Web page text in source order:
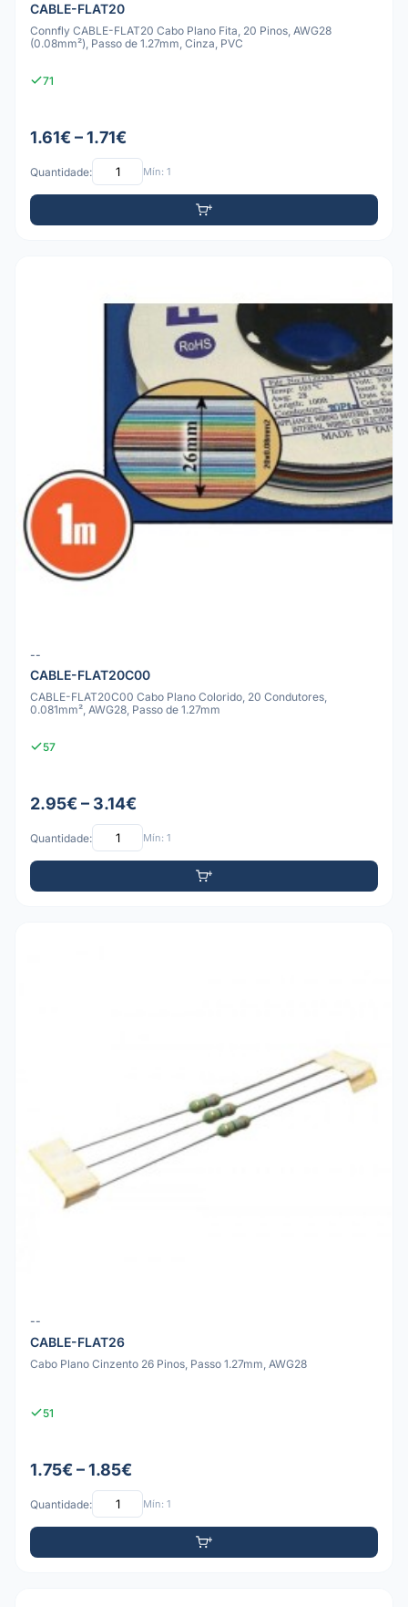
CABLE-FLAT20
Connfly CABLE-FLAT20 Cabo Plano Fita, 20 Pinos, AWG28
(0.08mm²), Passo de 1.27mm, Cinza, PVC
71
1.61€ – 1.71€
Quantidade: Mín: 1
--
CABLE-FLAT20C00
CABLE-FLAT20C00 Cabo Plano Colorido, 20 Condutores,
0.081mm², AWG28, Passo de 1.27mm
57
2.95€ – 3.14€
Quantidade: Mín: 1
--
CABLE-FLAT26
Cabo Plano Cinzento 26 Pinos, Passo 1.27mm, AWG28
51
1.75€ – 1.85€
Quantidade: Mín: 1